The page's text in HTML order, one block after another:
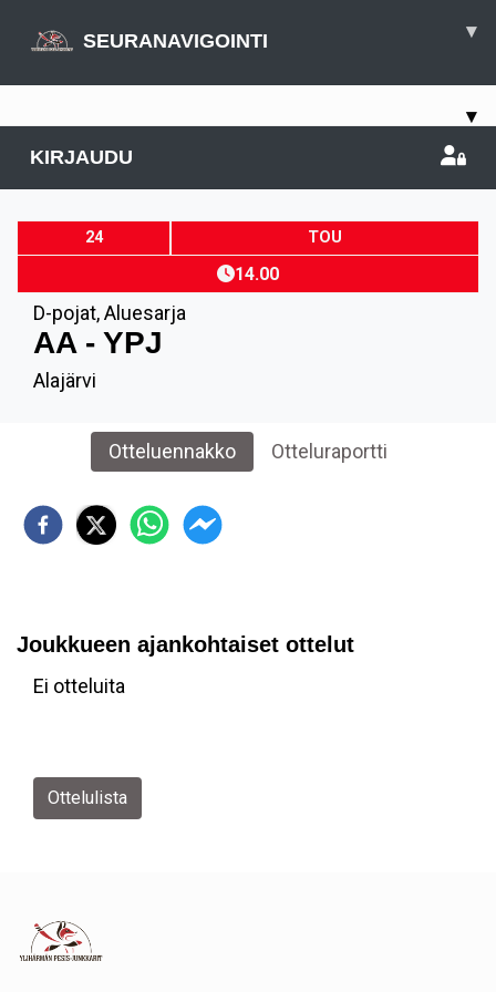
SEURANAVIGOINTI ▾
▾
KIRJAUDU
24 TOU
14.00
D-pojat,Aluesarja
AA - YPJ
Alajärvi
Otteluennakko Otteluraportti
Joukkueen ajankohtaiset ottelut
Ei otteluita
Ottelulista